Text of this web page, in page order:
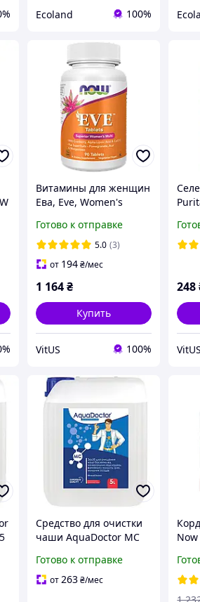
Ecoland 100%
Витамины для женщин
Ева, Eve, Women's
превосходный
комплекс, 90 таблеток
Готово к отправке
5.0 (3)
от 194₴/мес
1 164₴
Купить
VitUS 100%
248
VitUS
Средство для очистки
чаши AquaDoctor MC
Готово к отправке
от263₴/мес
(750